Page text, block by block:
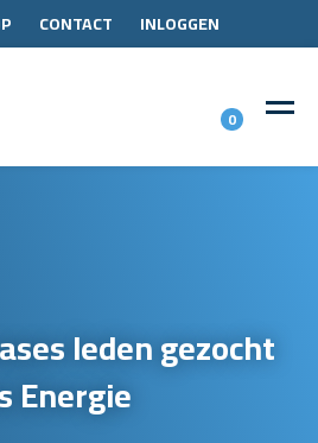
CONTACT INLOGGEN
0
leden gezocht
Energie